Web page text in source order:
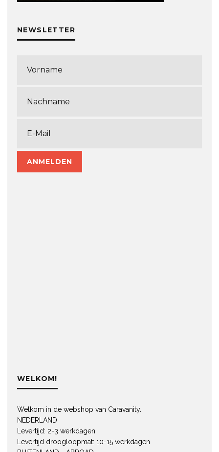
NEWSLETTER
WELKOM!
Welkom in de webshop van Caravanity.
NEDERLAND
Levertijd: 2-3 werkdagen
Levertijd droogloopmat: 10-15 werkdagen